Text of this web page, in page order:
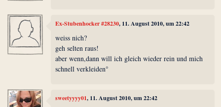
Ex-Stubenhocker #28230, 11. August 2010, um 22:42
weiss nich?
geh selten raus!
aber wenn,dann will ich gleich wieder rein und mich
schnell verkleiden°
sweetyyyy01, 11. August 2010, um 22:42